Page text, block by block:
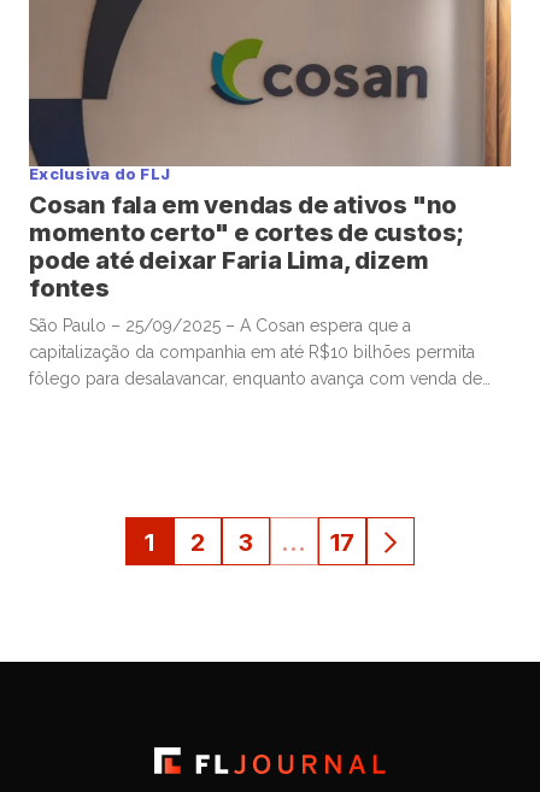
Exclusiva do FLJ
Cosan fala em vendas de ativos "no
momento certo" e cortes de custos;
pode até deixar Faria Lima, dizem
fontes
São Paulo – 25/09/2025 – A Cosan espera que a
capitalização da companhia em até R$10 bilhões permita
fôlego para desalavancar, enquanto avança com venda de
1 2 3 … 17